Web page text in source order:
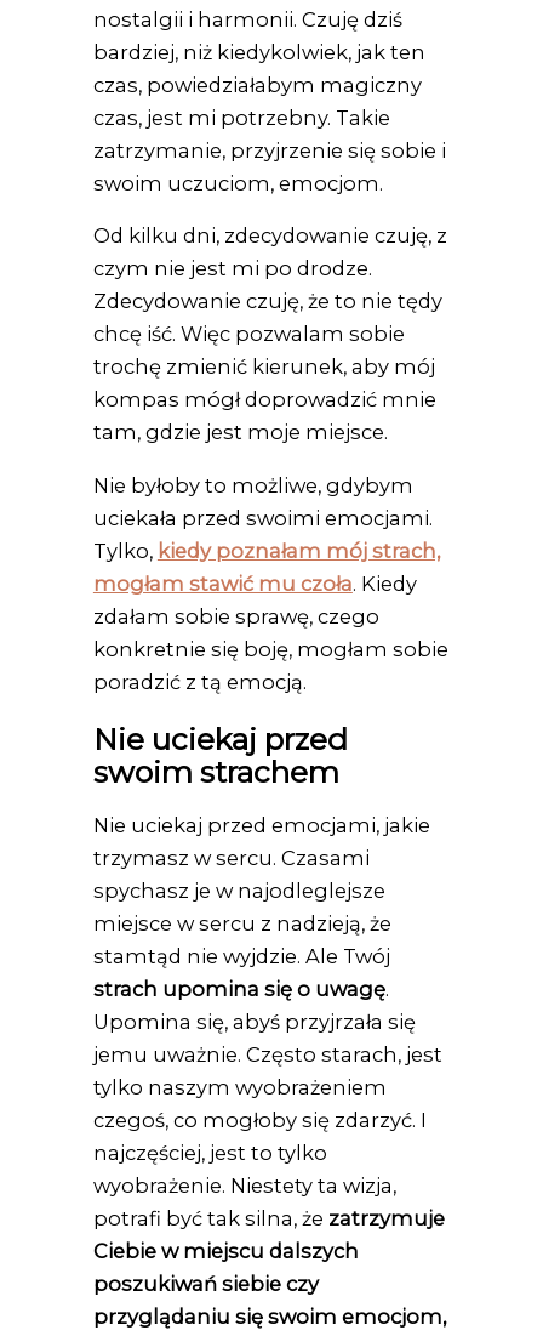
nostalgii i harmonii. Czuję dziś
bardziej, niż kiedykolwiek, jak ten
czas, powiedziałabym magiczny
czas, jest mi potrzebny. Takie
zatrzymanie, przyjrzenie się sobie i
swoim uczuciom, emocjom.
Od kilku dni, zdecydowanie czuję, z
czym nie jest mi po drodze.
Zdecydowanie czuję, że to nie tędy
chcę iść. Więc pozwalam sobie
trochę zmienić kierunek, aby mój
kompas mógł doprowadzić mnie
tam, gdzie jest moje miejsce.
Nie byłoby to możliwe, gdybym
uciekała przed swoimi emocjami.
Tylko, kiedy poznałam mój strach,
mogłam stawić mu czoła. Kiedy
zdałam sobie sprawę, czego
konkretnie się boję, mogłam sobie
poradzić z tą emocją.
Nie uciekaj przed
swoim strachem
Nie uciekaj przed emocjami, jakie
trzymasz w sercu. Czasami
spychasz je w najodleglejsze
miejsce w sercu z nadzieją, że
stamtąd nie wyjdzie. Ale Twój
strach upomina się o uwagę.
Upomina się, abyś przyjrzała się
jemu uważnie. Często starach, jest
tylko naszym wyobrażeniem
czegoś, co mogłoby się zdarzyć. I
najczęściej, jest to tylko
wyobrażenie. Niestety ta wizja,
potrafi być tak silna, że zatrzymuje
Ciebie w miejscu dalszych
poszukiwań siebie czy
przyglądaniu się swoim emocjom,